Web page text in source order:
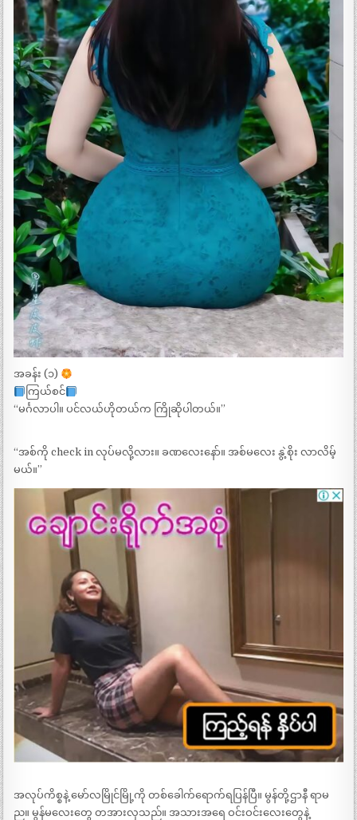
အခန်း (၁)
ကြယ်စင်
“မင်္ဂလာပါ။ ပင်လယ်ဟိုတယ်က ကြိုဆိုပါတယ်။”
“အစ်ကို check in လုပ်မလို့လား။ ခဏလေးနော်။ အစ်မလေး နွဲ့စိုး လာလိမ့်
မယ်။”
အလုပ်ကိစ္စနဲ့ မော်လမြိုင်မြို့ကို တစ်ခေါက်ရောက်ရပြန်ပြီ။ မွန်တို့ဌာနီ ရာမ
ည။ မွန်မလေးတွေ တအားလှသည်။ အသားအရေ ဝင်းဝင်းလေးတွေနဲ့